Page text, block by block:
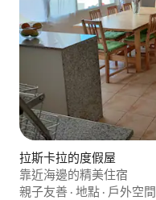
拉斯卡拉的度假屋
靠近海邊的精美住宿
親子友善 · 地點 · 戶外空間